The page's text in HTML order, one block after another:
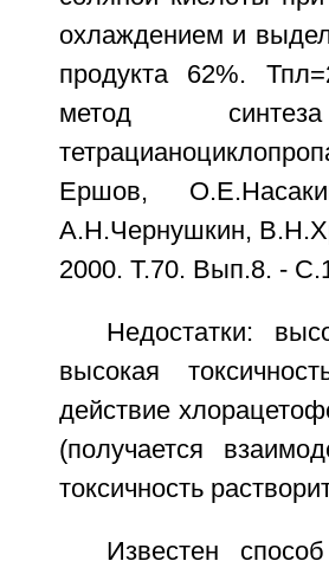
охлаждением и
продукта 62%.
метод
Ершов,
А.Н.Чернушкин,
2000. Т.70. Вып.8. -
Недостатки:
высокая
действие
(получается
токсичность
Известен